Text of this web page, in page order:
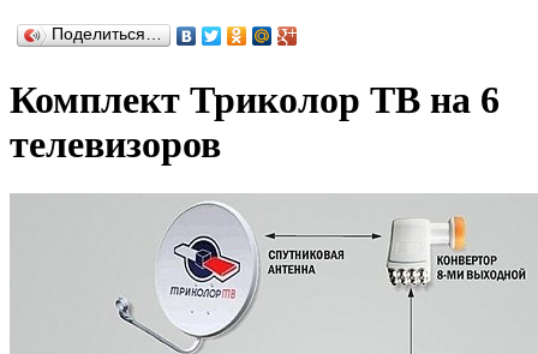
Поделиться…
Комплект Триколор ТВ на 6
телевизоров